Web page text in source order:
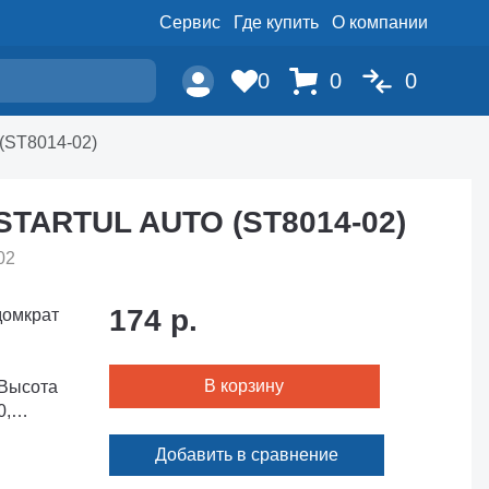
Сервис Где купить О компании
0 0 0
02)
AUTO (ST8014-02)
174 р.
В корзину
Добавить в сравнение